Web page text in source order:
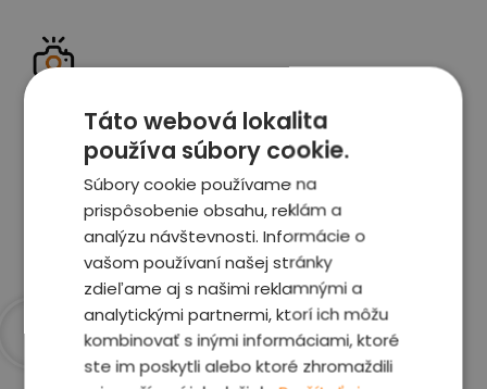
Celé auto z exteriéru aj interiéru nafotíme
vrátane závad a poškodení
Zobraziť report
Táto webová lokalita
používa súbory cookie.
Súbory cookie používame na
prispôsobenie obsahu, reklám a
analýzu návštevnosti. Informácie o
vašom používaní našej stránky
zdieľame aj s našimi reklamnými a
analytickými partnermi, ktorí ich môžu
kombinovať s inými informáciami, ktoré
ste im poskytli alebo ktoré zhromaždili